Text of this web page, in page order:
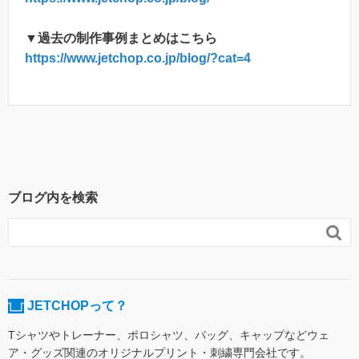
▼過去の制作事例まとめはこちら
https://www.jetchop.co.jp/blog/?cat=4
ブログ内を検索

JETCHOPって？
Tシャツやトレーナー、ポロシャツ、バッグ、キャップなどウェ
ア・グッズ関連のオリジナルプリント・刺繍専門会社です。